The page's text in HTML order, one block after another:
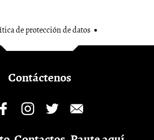
de protección de datos
Contáctenos